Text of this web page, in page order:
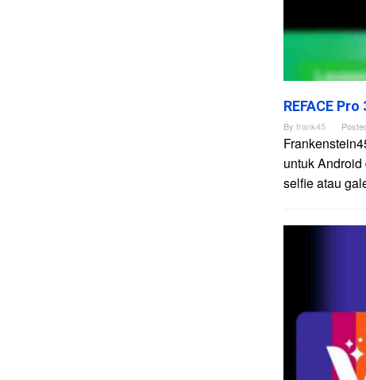
REFACE
By frank45
untuk
selfie atau